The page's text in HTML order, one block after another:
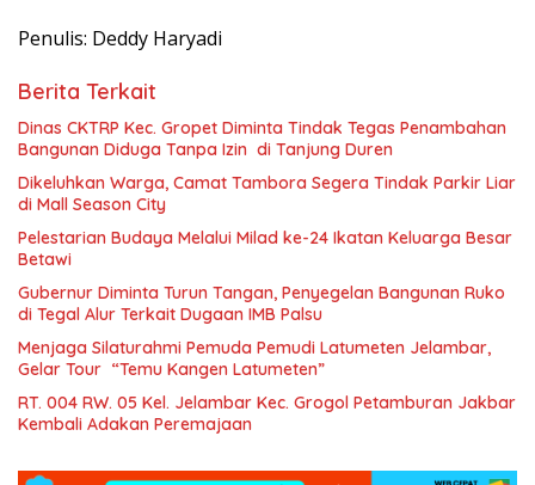
Penulis: Deddy Haryadi
Berita Terkait
Dinas CKTRP Kec. Gropet Diminta Tindak Tegas Penambahan
Bangunan Diduga Tanpa Izin di Tanjung Duren
Dikeluhkan Warga, Camat Tambora Segera Tindak Parkir Liar
di Mall Season City
Pelestarian Budaya Melalui Milad ke-24 Ikatan Keluarga Besar
Betawi
Gubernur Diminta Turun Tangan, Penyegelan Bangunan Ruko
di Tegal Alur Terkait Dugaan IMB Palsu
Menjaga Silaturahmi Pemuda Pemudi Latumeten Jelambar,
Gelar Tour “Temu Kangen Latumeten”
RT. 004 RW. 05 Kel. Jelambar Kec. Grogol Petamburan Jakbar
Kembali Adakan Peremajaan